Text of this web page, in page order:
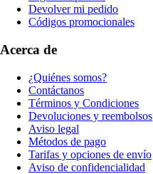
Devolver mi pedido
Códigos promocionales
Acerca de
¿Quiénes somos?
Contáctanos
Términos y Condiciones
Devoluciones y reembolsos
Aviso legal
Métodos de pago
Tarifas y opciones de envío
Aviso de confidencialidad